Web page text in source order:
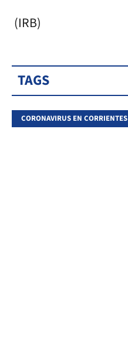
(IRB)
TAGS
CORONAVIRUS EN CORRIENTES